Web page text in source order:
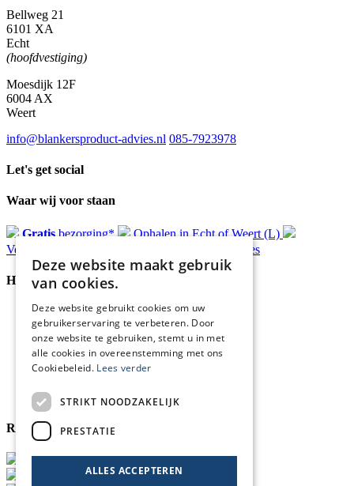
Bellweg 21
6101 XA
Echt
(hoofdvestiging)
Moesdijk 12F
6004 AX
Weert
info@blankersproduct-advies.nl 085-7923978
Let's get social
Waar wij voor staan
Gratisbezorging*
Ophalen in Echt of Weert (L)
Verzonden
advies
Handige Links
Home
Klantenservice
Over ons
Blog
Privacyverklaring
Cookies
Reviewmerk
Deze website maakt gebruik
van cookies.
Deze website gebruikt cookies om uw
gebruikerservaring te verbeteren. Door
onze website te gebruiken, stemt u in met
alle cookies in overeenstemming met ons
Cookiebeleid. Lees verder
STRIKT NOODZAKELIJK
PRESTATIE
ALLES ACCEPTEREN